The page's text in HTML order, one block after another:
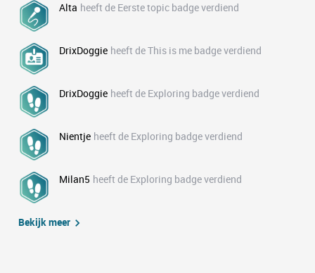
Alta heeft de Eerste topic badge verdiend
DrixDoggie heeft de This is me badge verdiend
DrixDoggie heeft de Exploring badge verdiend
Nientje heeft de Exploring badge verdiend
Milan5 heeft de Exploring badge verdiend
Bekijk meer